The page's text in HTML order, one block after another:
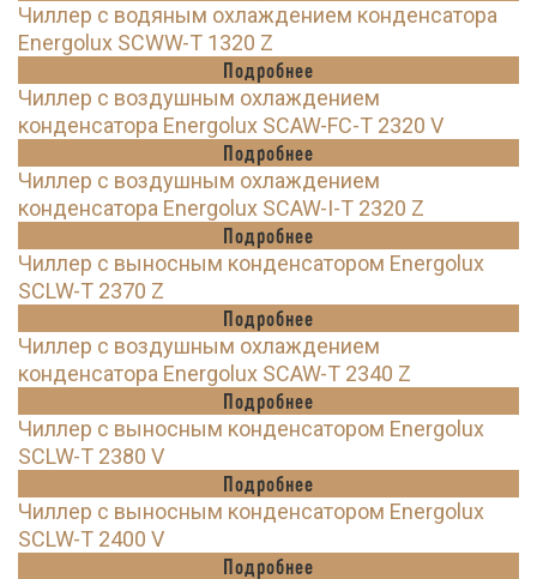
Чиллер с водяным охлаждением конденсатора
Energolux SCWW-T 1320 Z
Подробнее
Чиллер с воздушным охлаждением
конденсатора Energolux SCAW-FC-T 2320 V
Подробнее
Чиллер с воздушным охлаждением
конденсатора Energolux SCAW-I-T 2320 Z
Подробнее
Чиллер с выносным конденсатором Energolux
SCLW-T 2370 Z
Подробнее
Чиллер с воздушным охлаждением
конденсатора Energolux SCAW-T 2340 Z
Подробнее
Чиллер с выносным конденсатором Energolux
SCLW-T 2380 V
Подробнее
Чиллер с выносным конденсатором Energolux
SCLW-T 2400 V
Подробнее